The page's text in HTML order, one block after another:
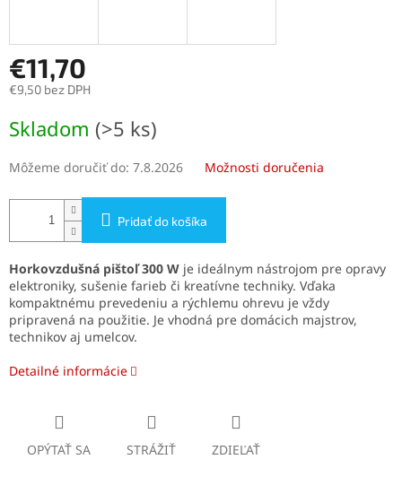
€11,70
€9,50 bez DPH
cena:
Skladom (>5 ks)
Môžeme doručiť do: 7.8.2026 Možnosti doručenia
Pridať do košíka
Horkovzdušná pištoľ 300 W je ideálnym nástrojom pre opravy
elektroniky, sušenie farieb či kreatívne techniky. Vďaka
kompaktnému prevedeniu a rýchlemu ohrevu je vždy
pripravená na použitie. Je vhodná pre domácich majstrov,
technikov aj umelcov.
Detailné informácie
OPÝTAŤ SA STRÁŽIŤ ZDIEĽAŤ